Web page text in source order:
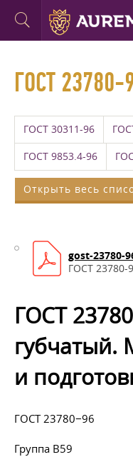
ГОСТ 23780-
ГОСТ 30311-96
ГОСТ 9853.4-96
Открыть весь
gost-23780-
ГОСТ 23780-
ГОСТ
губчатый.
и
ГОСТ 23780−96
Группа В59